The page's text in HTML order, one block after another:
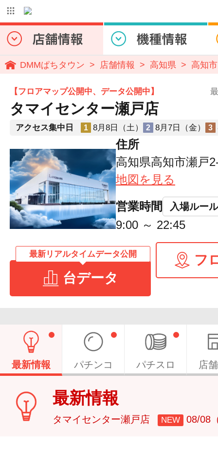
DMMぱちタウン 店舗情報 高知県 高知市
【フロアマップ公開中、データ公開中】
タマイセンター瀬戸店
アクセス集中日 1 8月8日（土） 2 8月7日（金） 3
住所
高知県高知市瀬戸
地図を見る
営業時間 入場ルール
9:00 ～ 22:45
最新リアルタイムデータ公開
台データ
フ
最新情報 パチンコ パチスロ 店
最新情報
タマイセンター瀬戸店 NEW 08/08